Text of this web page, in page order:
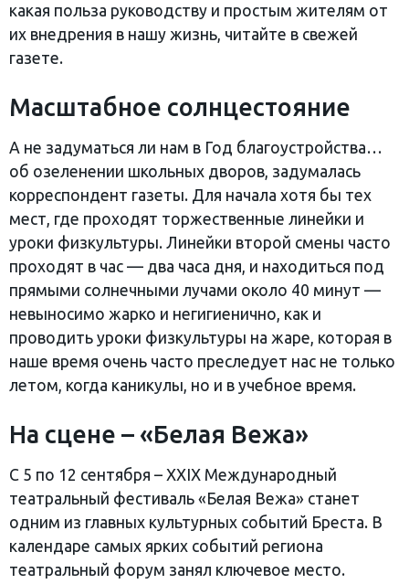
какая польза руководству и простым жителям от
их внедрения в нашу жизнь, читайте в свежей
газете.
Масштабное солнцестояние
А не задуматься ли нам в Год благоустройства…
об озеленении школьных дворов, задумалась
корреспондент газеты. Для начала хотя бы тех
мест, где проходят торжественные линейки и
уроки физкультуры. Линейки второй смены часто
проходят в час — два часа дня, и находиться под
прямыми солнечными лучами около 40 минут —
невыносимо жарко и негигиенично, как и
проводить уроки физкультуры на жаре, которая в
наше время очень часто преследует нас не только
летом, когда каникулы, но и в учебное время.
На сцене – «Белая Вежа»
С 5 по 12 сентября – XXIX Международный
театральный фестиваль «Белая Вежа» станет
одним из главных культурных событий Бреста. В
календаре самых ярких событий региона
театральный форум занял ключевое место.